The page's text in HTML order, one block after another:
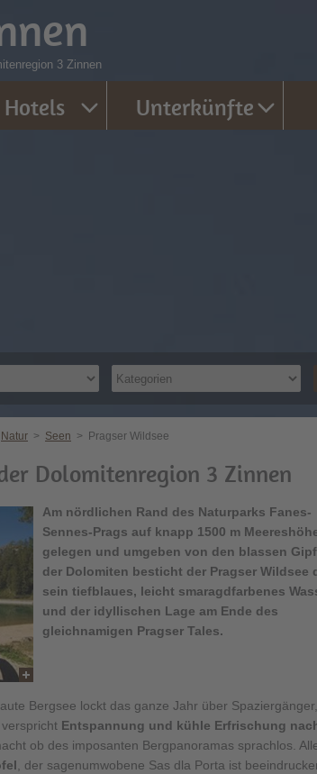
3 Zinnen
Hotels Unterkünfte
Natur > Seen > Pragser Wildsee
Dolomitenregion 3 Zinnen
Am nördlichen Rand des Naturparks Fanes-
Sennes-Prags auf knapp 1500 m
gelegen und umgeben von den blassen
der Dolomiten besticht der Pragser Wildsee
sein tiefblaues, leicht smaragdfarbenes
und der idyllischen Lage am Ende des
gleichnamigen Pragser Tales.
Bergsee lockt das ganze Jahr über Spaziergänger,
Entspannung und kühle Erfrischung
ob des imposanten Bergpanoramas sprachlos.
, der sagenumwobene Sas dla Porta ist